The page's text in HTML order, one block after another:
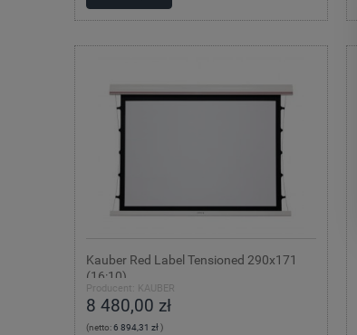
Kauber Red Label Tensioned 290x171
(16:10)
Producent: KAUBER
8 480,00 zł
(netto:6 894,31 zł)